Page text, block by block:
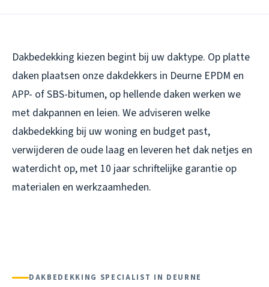
Dakbedekking kiezen begint bij uw daktype. Op platte
daken plaatsen onze dakdekkers in Deurne EPDM en
APP- of SBS-bitumen, op hellende daken werken we
met dakpannen en leien. We adviseren welke
dakbedekking bij uw woning en budget past,
verwijderen de oude laag en leveren het dak netjes en
waterdicht op, met 10 jaar schriftelijke garantie op
materialen en werkzaamheden.
DAKBEDEKKING SPECIALIST IN DEURNE